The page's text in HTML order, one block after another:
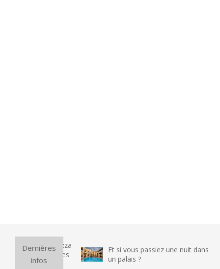
Dernières
infos
Et si vous passiez une nuit dans
un palais ?